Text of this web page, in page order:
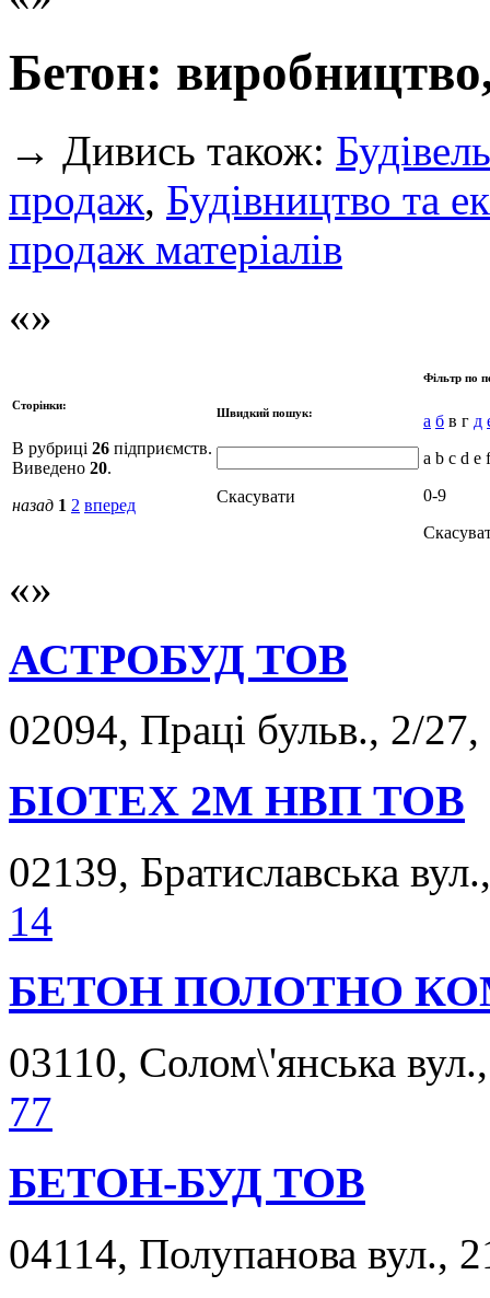
Бетон:
→ Дивись також:
продаж, Будівництво та
продаж матеріалів
Сторінки:
В рубриці 26 підприємств.
Виведено 20.
назад 1 2 вперед
Швидкий пошук:
Скасувати
Фільтр по
а б в г д
a b c d e
0-9
АСТРОБУД ТОВ
02094, Праці бульв., 2/
БІОТЕХ 2М НВП ТОВ
02139, Братиславська
14
БЕТОН ПОЛОТНО
03110, Солом\'янська
77
БЕТОН-БУД ТОВ
04114, Полупанова вул.,